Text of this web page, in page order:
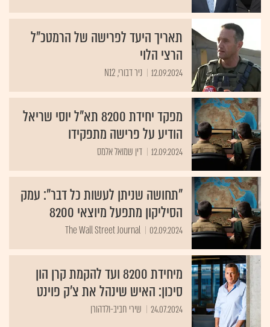
תאריך היעד לפרישה של הרמטכ"ל
הרצי הלוי
12.09.2024 ניר דבורי, N12
מפקד יחידת 8200 תא"ל יוסי שריאל
הודיע על פרישה מתפקידו
12.09.2024 דין שמואל אלמס
"תחושה שניתן לעשות כל דבר": עמק
הסיליקון מתפעל מיוצאי 8200
02.09.2024
The Wall Street Journal
מיחידת 8200 ועד להקמת קרן הון
סיכון: האיש שינהל את צ'ק פוינט
24.07.2024 שירי חביב-ולדהורן